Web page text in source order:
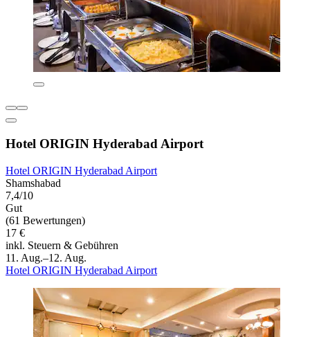
Hotel ORIGIN Hyderabad Airport
Hotel ORIGIN Hyderabad Airport
Shamshabad
7,4/10
Gut
(61 Bewertungen)
17 €
inkl. Steuern & Gebühren
11. Aug.–12. Aug.
Hotel ORIGIN Hyderabad Airport